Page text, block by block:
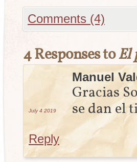
Comments (4)
4 Responses toEl
July 4 2019
Manuel
Gracias
se dan el
Reply